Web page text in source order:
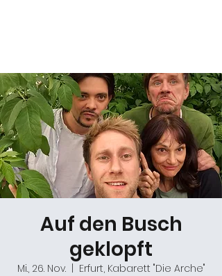
Auf den Busch
geklopft
Mi., 26. Nov.
  |
Erfurt, Kabarett "Die Arche"